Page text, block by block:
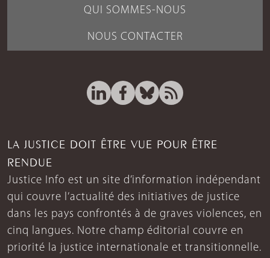
QUI SOMMES-NOUS
NOUS CONTACTER
LA JUSTICE DOIT ÊTRE VUE POUR ÊTRE
RENDUE
Justice Info est un site d’information indépendant
qui couvre l’actualité des initiatives de justice
dans les pays confrontés à de graves violences, en
cinq langues. Notre champ éditorial couvre en
priorité la justice internationale et transitionnelle.